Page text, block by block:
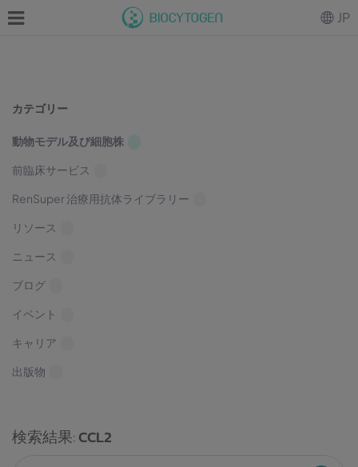
カテゴリー
動物モデル及び細胞株
前臨床サービス
RenSuper 治療用抗体ライブラリー
リソース
ニュース
ブログ
イベント
キャリア
出版物
検索結果:CCL2
JP